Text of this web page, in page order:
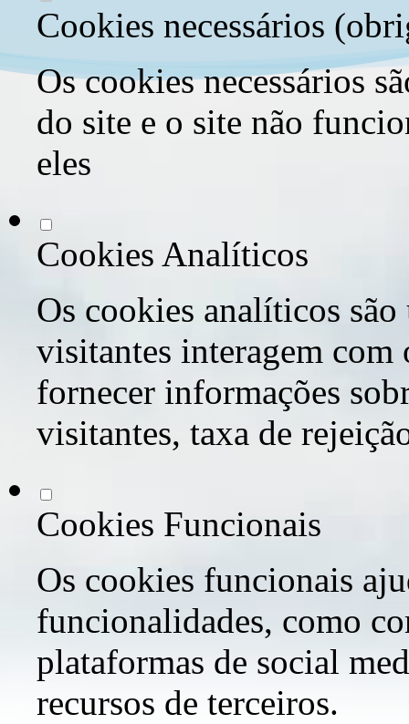
Cookies necessários
Os cookies necessários
do site e o site não
eles
Cookies Analíticos
Os cookies analíticos são
visitantes interagem com
fornecer informações
visitantes, taxa de
Cookies Funcionais
Os cookies funcionais
funcionalidades, como
plataformas de social
recursos de terceiros.